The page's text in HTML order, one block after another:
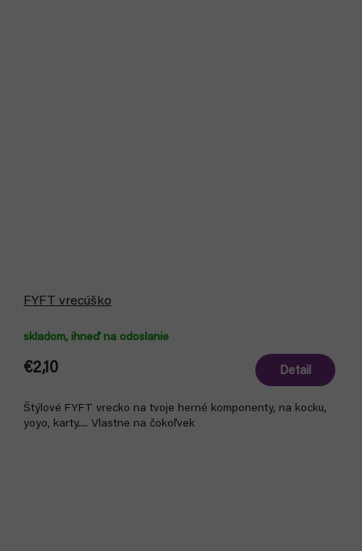
FYFT vrecúško
skladom, ihneď na odoslanie
€2,10 Detail
Štýlové FYFT vrecko na tvoje herné komponenty, na kocku,
yoyo, karty.... Vlastne na čokoľvek